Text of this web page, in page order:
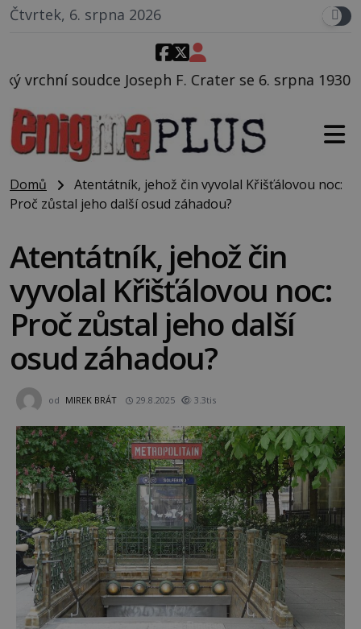
Čtvrtek, 6. srpna 2026
F. Crater se 6. srpna 1930 navečeří ve své
Domů
Atentátník, jehož čin vyvolal Křišťálovou noc:
Proč zůstal jeho další osud záhadou?
Atentátník, jehož čin
vyvolal Křišťálovou noc:
Proč zůstal jeho další
osud záhadou?
od MIREK BRÁT 29.8.2025 3.3tis